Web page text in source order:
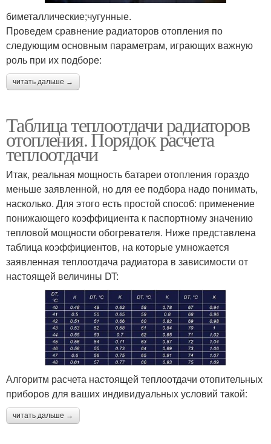
биметаллические;чугунные.
Проведем сравнение радиаторов отопления по
следующим основным параметрам, играющих важную
роль при их подборе:
читать дальше →
Таблица теплоотдачи радиаторов
отопления. Порядок расчета
теплоотдачи
Итак, реальная мощность батареи отопления гораздо
меньше заявленной, но для ее подбора надо понимать,
насколько. Для этого есть простой способ: применение
понижающего коэффициента к паспортному значению
тепловой мощности обогревателя. Ниже представлена
таблица коэффициентов, на которые умножается
заявленная теплоотдача радиатора в зависимости от
настоящей величины DT:
Алгоритм расчета настоящей теплоотдачи отопительных
приборов для ваших индивидуальных условий такой:
читать дальше →